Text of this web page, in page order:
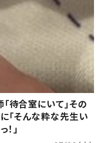
合室にいて」その
「そんな粋な先生い
」